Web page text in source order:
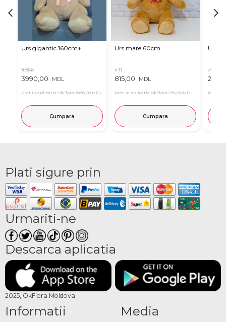
Urs gigantic 160cm↑
#966
3990,00 MDL
Pret in aplicatia OkFlora 3890,00 MDL
Cumpara
Urs mare 60cm
#11
815,00 MDL
Pret in aplicatia OkFlora 795,00 MDL
Cumpara
Urs
#4939
Pret in
Plati sigure prin
Urmariti-ne
Descarca aplicatia
2025, OkFlora Moldova
Informatii Media